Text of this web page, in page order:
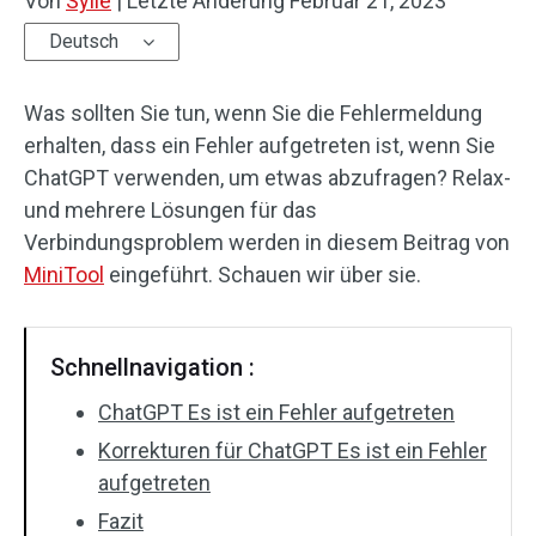
Deutsch
Was sollten Sie tun, wenn Sie die Fehlermeldung
erhalten, dass ein Fehler aufgetreten ist, wenn Sie
ChatGPT verwenden, um etwas abzufragen? Relax-
und mehrere Lösungen für das
Verbindungsproblem werden in diesem Beitrag von
MiniTool eingeführt. Schauen wir über sie.
Schnellnavigation :
ChatGPT Es ist ein Fehler aufgetreten
Korrekturen für ChatGPT Es ist ein Fehler
aufgetreten
Fazit